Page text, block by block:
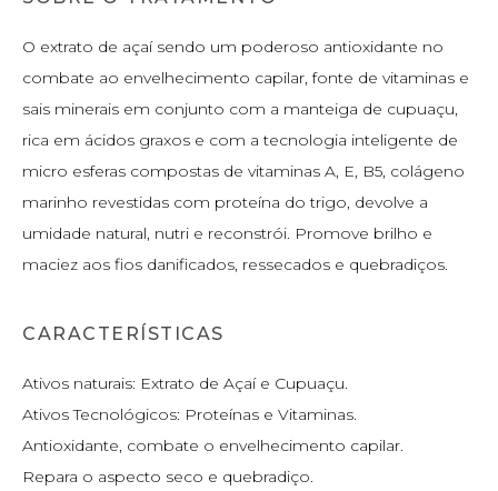
O extrato de açaí sendo um poderoso antioxidante no
combate ao envelhecimento capilar, fonte de vitaminas e
sais minerais em conjunto com a manteiga de cupuaçu,
rica em ácidos graxos e com a tecnologia inteligente de
micro esferas compostas de vitaminas A, E, B5, colágeno
marinho revestidas com proteína do trigo, devolve a
umidade natural, nutri e reconstrói. Promove brilho e
maciez aos fios danificados, ressecados e quebradiços.
CARACTERÍSTICAS
Ativos naturais: Extrato de Açaí e Cupuaçu.
Ativos Tecnológicos: Proteínas e Vitaminas.
Antioxidante, combate o envelhecimento capilar.
Repara o aspecto seco e quebradiço.